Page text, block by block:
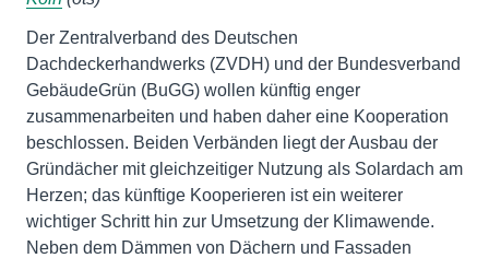
Der Zentralverband des Deutschen
Dachdeckerhandwerks (ZVDH) und der Bundesverband
GebäudeGrün (BuGG) wollen künftig enger
zusammenarbeiten und haben daher eine Kooperation
beschlossen. Beiden Verbänden liegt der Ausbau der
Gründächer mit gleichzeitiger Nutzung als Solardach am
Herzen; das künftige Kooperieren ist ein weiterer
wichtiger Schritt hin zur Umsetzung der Klimawende.
Neben dem Dämmen von Dächern und Fassaden